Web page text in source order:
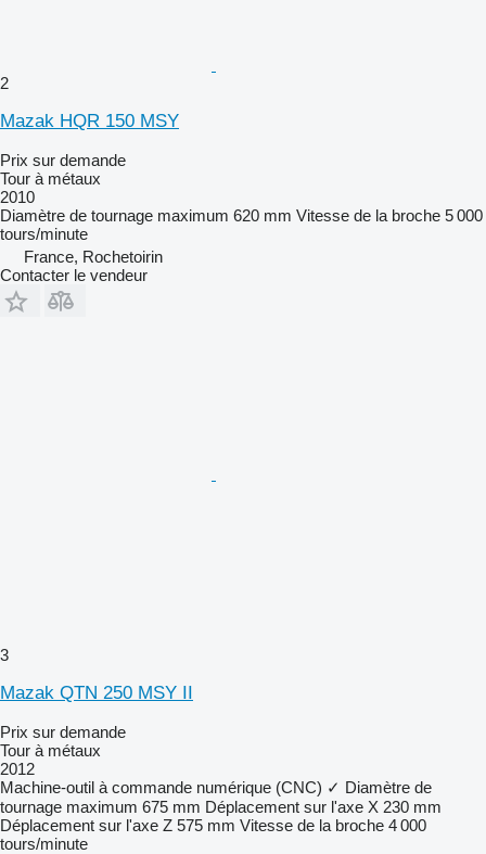
2
Mazak HQR 150 MSY
Prix sur demande
Tour à métaux
2010
Diamètre de tournage maximum 620 mm Vitesse de la broche 5 000
tours/minute
France, Rochetoirin
Contacter le vendeur
3
Mazak QTN 250 MSY II
Prix sur demande
Tour à métaux
2012
Machine-outil à commande numérique (CNC) ✓ Diamètre de
tournage maximum 675 mm Déplacement sur l'axe X 230 mm
Déplacement sur l'axe Z 575 mm Vitesse de la broche 4 000
tours/minute